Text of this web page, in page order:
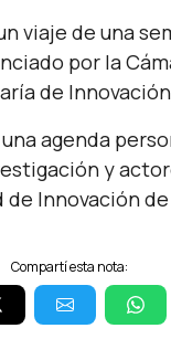
viaje de una
por la
de
agenda
y
Innovación
Compartí esta nota: